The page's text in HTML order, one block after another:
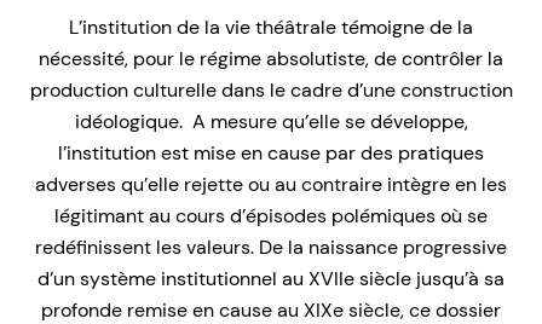
L’institution de la vie théâtrale témoigne de la
nécessité, pour le régime absolutiste, de contrôler la
production culturelle dans le cadre d’une construction
idéologique. A mesure qu’elle se développe,
l’institution est mise en cause par des pratiques
adverses qu’elle rejette ou au contraire intègre en les
légitimant au cours d’épisodes polémiques où se
redéfinissent les valeurs. De la naissance progressive
d’un système institutionnel au XVIIe siècle jusqu’à sa
profonde remise en cause au XIXe siècle, ce dossier